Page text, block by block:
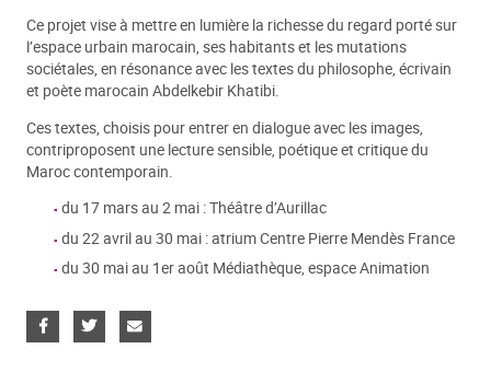
Ce projet vise à mettre en lumière la richesse du regard porté sur
l’espace urbain marocain, ses habitants et les mutations
sociétales, en résonance avec les textes du philosophe, écrivain
et poète marocain Abdelkebir Khatibi.
Ces textes, choisis pour entrer en dialogue avec les images,
contriproposent une lecture sensible, poétique et critique du
Maroc contemporain.
du 17 mars au 2 mai : Théâtre d’Aurillac
du 22 avril au 30 mai : atrium Centre Pierre Mendès France
du 30 mai au 1er août Médiathèque, espace Animation